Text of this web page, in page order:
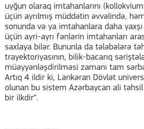
uyğun olaraq imtahanlarını
üçün ayrılmış müddətin əvvəlində,
sonunda və ya imtahanlara daha
üçün ayri-ayrı fənlərin imtahanları
saxlaya bilər. Bununla da tələbələrə
trayektoriyasının, bilik-bacarıq
müəyyənləşdirilməsi zamanı tam
Artıq 4 ildir ki, Lənkəran Dövlət
olunan bu sistem Azərbaycan ali
bir ilkdir”.